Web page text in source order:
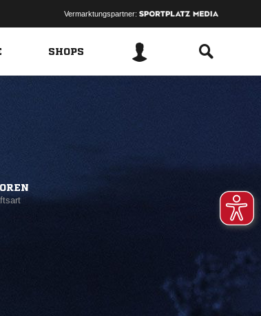
Vermarktungspartner:
SHOPS